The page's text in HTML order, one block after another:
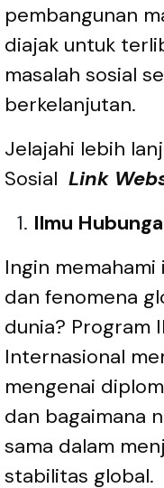
pembangunan
diajak untuk
masalah sosial
berkelanjutan.
Jelajahi lebih
Sosial Link
Ilmu
Ingin
dan fenomena
dunia? Program
Internasional
mengenai
dan bagaimana
sama dalam
stabilitas global.